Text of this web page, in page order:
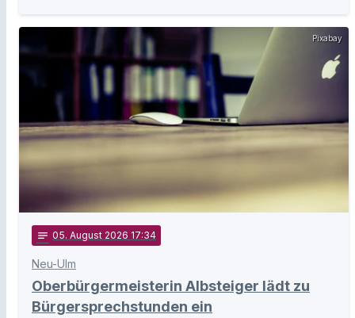
Pixabay
notes 05. August 2026 17:34
Neu-Ulm
Oberbürgermeisterin Albsteiger lädt zu
Bürgersprechstunden ein